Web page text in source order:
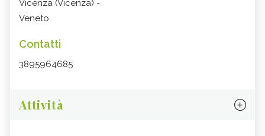
Vicenza (Vicenza) -
Veneto
Contatti
3895964685
Attività